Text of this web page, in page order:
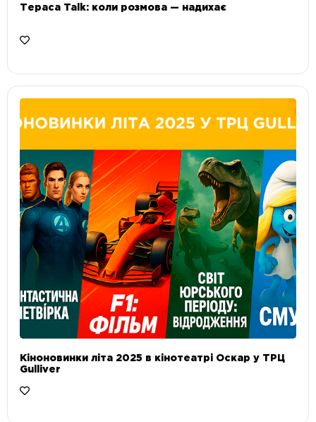
Тераса Talk: коли розмова — надихає
Кіноновинки літа 2025 в кінотеатрі Оскар у ТРЦ
Gulliver